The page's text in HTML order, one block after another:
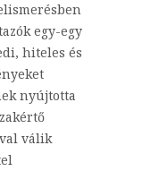
egy-egy
hiteles és
nyújtotta
válik